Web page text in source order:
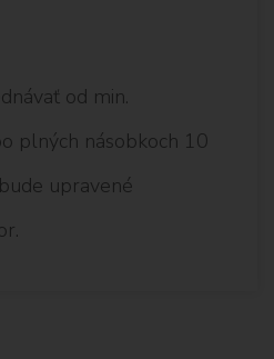
od min.
plných násobkoch 10
upravené